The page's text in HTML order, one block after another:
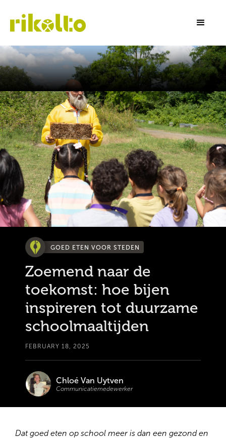
GOED ETEN VOOR STEDEN
Zoemend naar de
toekomst: hoe bijen
inspireren tot duurzame
schoolmaaltijden
FEBRUARY 18, 2025
Chloé Van Uytven
Communicatiemedewerker
Dat goed eten op school meer is dan een gezond en